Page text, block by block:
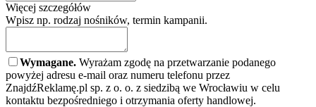
Więcej szczegółów
Wpisz np. rodzaj nośników, termin kampanii.
Wymagane. Wyrażam zgodę na przetwarzanie podanego
powyżej adresu e-mail oraz numeru telefonu przez
ZnajdźReklamę.pl sp. z o. o. z siedzibą we Wrocławiu w celu
kontaktu bezpośredniego i otrzymania oferty handlowej.